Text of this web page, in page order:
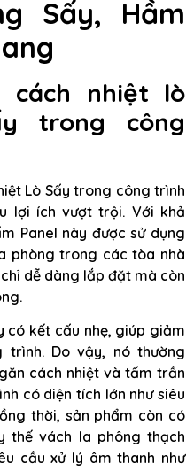
Sấy, Hầm
cách nhiệt lò
trong công
Lò Sấy trong công trình
lợi ích vượt trội. Với khả
Panel này được sử dụng
phòng trong các tòa nhà
dễ dàng lắp đặt mà còn
có kết cấu nhẹ, giúp giảm
Do vậy, nó thường
cách nhiệt và tấm trần
có diện tích lớn như siêu
thời, sản phẩm còn có
thế vách la phông thạch
cầu xử lý âm thanh như